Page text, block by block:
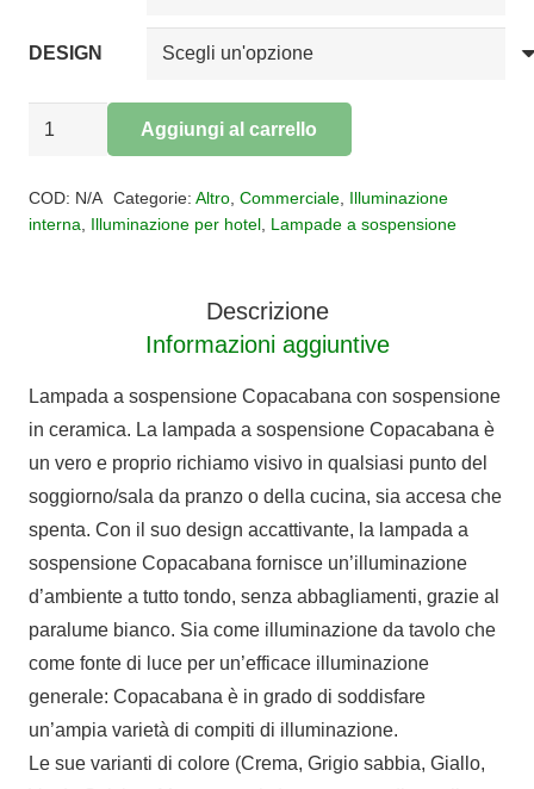
DESIGN
Sospensione
FERROLUCE
COPACABANA
Aggiungi al carrello
COD: N/A Categorie: Altro, Commerciale, Illuminazione
interna
Illuminazione per hotel Lampade a sospensione
Descrizione
Informazioni aggiuntive
Lampada a sospensione Copacabana con sospensione
in ceramica. La lampada a sospensione Copacabana è
un vero e proprio richiamo visivo in qualsiasi punto del
soggiorno/sala da pranzo o della cucina, sia accesa che
spenta. Con il suo design accattivante, la lampada a
sospensione Copacabana fornisce un’illuminazione
d’ambiente a tutto tondo, senza abbagliamenti, grazie al
paralume bianco. Sia come illuminazione da tavolo che
come fonte di luce per un’efficace illuminazione
generale: Copacabana è in grado di soddisfare
un’ampia varietà di compiti di illuminazione.
Le sue varianti di colore (Crema, Grigio sabbia, Giallo,